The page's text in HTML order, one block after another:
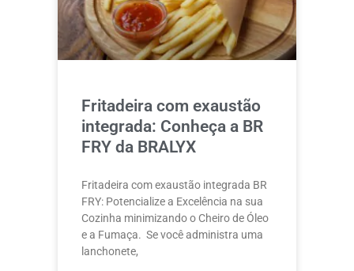
Fritadeira com exaustão
integrada: Conheça a BR
FRY da BRALYX
Fritadeira com exaustão integrada BR
FRY: Potencialize a Excelência na sua
Cozinha minimizando o Cheiro de Óleo
e a Fumaça. Se você administra uma
lanchonete,